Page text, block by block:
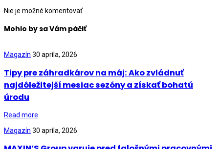
Nie je možné komentovať
Mohlo by sa Vám páčiť
Magazín 30 apríla, 2026
Tipy pre záhradkárov na máj: Ako zvládnuť
najdôležitejší mesiac sezóny a získať bohatú
úrodu
Read more
Magazín 30 apríla, 2026